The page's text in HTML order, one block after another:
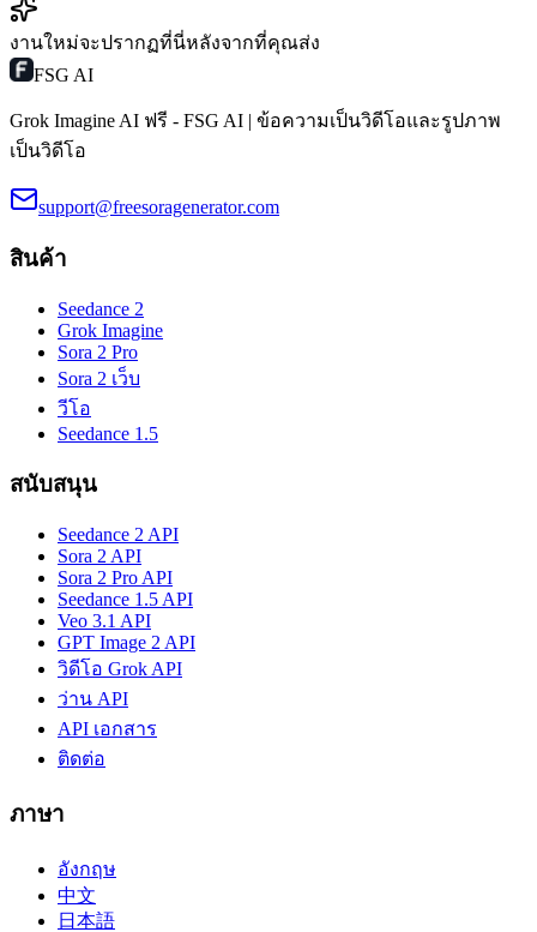
งานใหม่จะปรากฏที่นี่หลังจากที่คุณส่ง
FSG AI
Grok Imagine AI ฟรี - FSG AI | ข้อความเป็นวิดีโอและรูปภาพ
เป็นวิดีโอ
support@freesoragenerator.com
สินค้า
Seedance 2
Grok Imagine
Sora 2 Pro
Sora 2 เว็บ
วีโอ
Seedance 1.5
สนับสนุน
Seedance 2 API
Sora 2 API
Sora 2 Pro API
Seedance 1.5 API
Veo 3.1 API
GPT Image 2 API
วิดีโอ Grok API
ว่าน API
API เอกสาร
ติดต่อ
ภาษา
อังกฤษ
中文
日本語